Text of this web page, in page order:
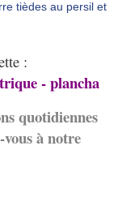
:
- plancha
quotidiennes
à notre